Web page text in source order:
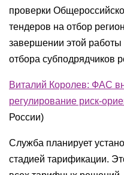
проверки
тендеров на отбор
завершении этой
отбора субподрядчиков
Виталий Королев: ФАС
регулирование риск-
России)
Служба планирует
стадией тарификации.